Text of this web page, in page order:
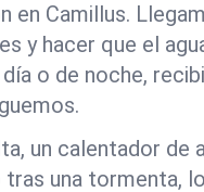
en Camillus.
y hacer que el
o de noche,
un calentador de
una tormenta, lo